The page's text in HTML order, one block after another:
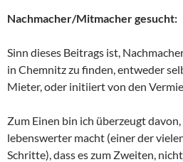
Nachmacher/Mitmacher gesucht:
Sinn dieses Beitrags ist,
in Chemnitz zu finden, entweder
Mieter, oder initiiert von den
Zum Einen bin ich überzeugt
lebenswerter macht (einer der
Schritte), dass es zum Zweiten,